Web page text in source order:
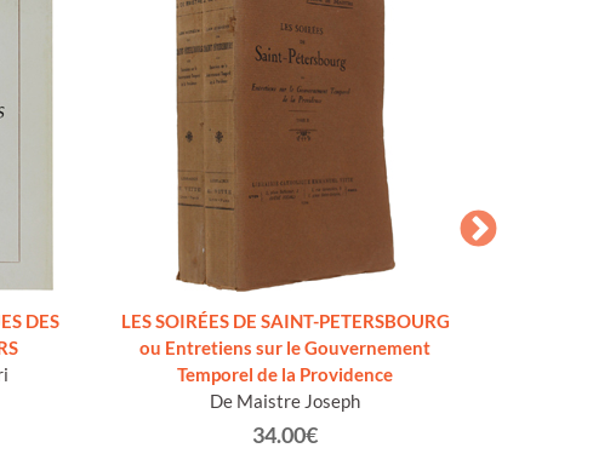
DES
LES SOIRÉES DE SAINT-PETERSBOURG
ou Entretiens sur le Gouvernement
Temporel de la Providence
De Maistre Joseph
34.00€
JUPE